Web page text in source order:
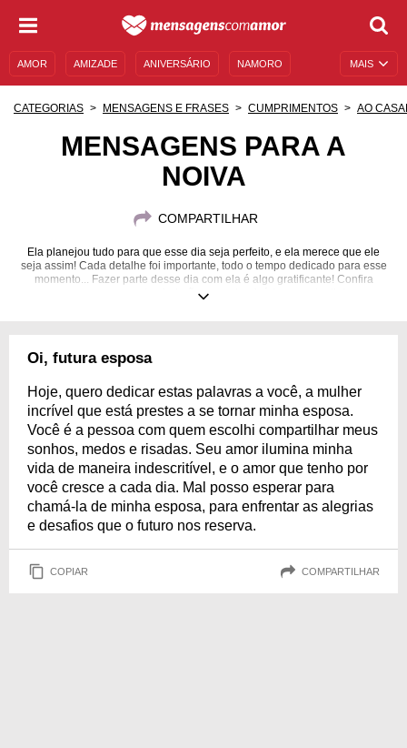
MAIS
AMOR AMIZADE ANIVERSÁRIO NAMORO
MENSAGENS DE ANIVERSÁRIO
CATEGORIAS MENSAGENS E FRASES CUMPRIMENTOS AO
MENSAGENS PARA A
NOIVA
COMPARTILHAR
Ela planejou tudo para que esse dia seja perfeito, e ela merece que ele
seja assim! Cada detalhe foi importante, todo o tempo dedicado para esse
momento... Fazer parte desse dia com ela é algo gratificante! Confira
mensagens que te ajudarão a parabenizá-la por este dia!
Oi, futura esposa
Hoje, quero dedicar estas palavras a você, a mulher
incrível que está prestes a se tornar minha esposa.
Você é a pessoa com quem escolhi compartilhar meus
sonhos, medos e risadas. Seu amor ilumina minha
vida de maneira indescritível, e o amor que tenho por
você cresce a cada dia. Mal posso esperar para
chamá-la de minha esposa, para enfrentar as alegrias
e desafios que o futuro nos reserva.
COPIAR COMPARTILHAR